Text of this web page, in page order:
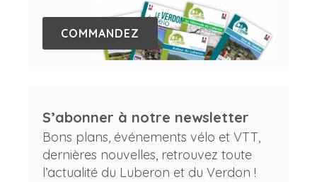
COMMANDEZ
S’abonner à notre newsletter
Bons plans, événements vélo et VTT,
dernières nouvelles, retrouvez toute
l’actualité du Luberon et du Verdon !